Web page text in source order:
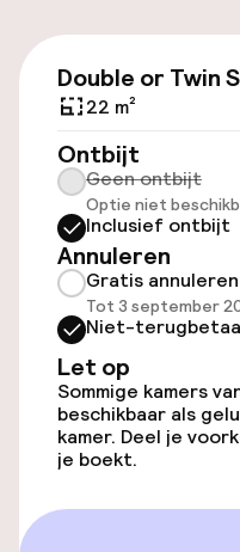
(buiten)
€ 20,00 per dag
Openbaar
Transferservice
Toegankelijkheid
Lift
Zwemmen &
Double or Twin
22 m²
Ontbijt
Geen ontbijt
Optie niet
Inclusief ontbijt
Annuleren
Gratis annuleren
Tot 3 september
Niet-
Let op
Sommige kamers
beschikbaar als
kamer. Deel je
je boekt.